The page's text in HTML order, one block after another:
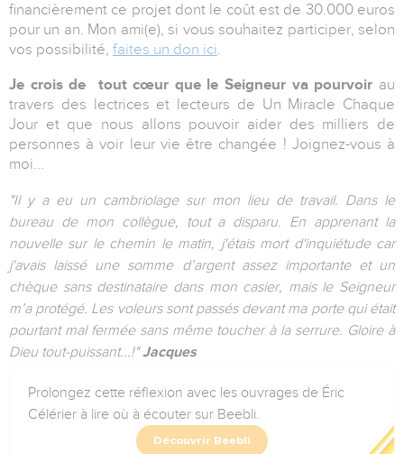
financièrement ce projet dont le coût est de 30.000 euros
pour un an. Mon ami(e), si vous souhaitez participer, selon
vos possibilité, faites un don ici.
Je crois de tout cœur que le Seigneur va pourvoir au
travers des lectrices et lecteurs de Un Miracle Chaque
Jour et que nous allons pouvoir aider des milliers de
personnes à voir leur vie être changée ! Joignez-vous à
moi...
"Il y a eu un cambriolage sur mon lieu de travail. Dans le
bureau de mon collègue, tout a disparu. En apprenant la
nouvelle sur le chemin le matin, j'étais mort d'inquiétude car
j'avais laissé une somme d’argent assez importante et un
chèque sans destinataire dans mon casier, mais le Seigneur
m’a protégé. Les voleurs sont passés devant ma porte qui était
pourtant mal fermée sans même toucher à la serrure. Gloire à
Dieu tout-puissant...!"Jacques
Prolongez cette réflexion avec les ouvrages de Éric
Célérier à lire où à écouter sur Beebli.
Découvrir Beebli